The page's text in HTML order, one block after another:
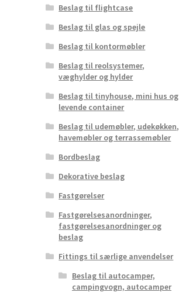
Beslag til flightcase
Beslag til glas og spejle
Beslag til kontormøbler
Beslag til reolsystemer,
væghylder og hylder
Beslag til tinyhouse, mini hus og
levende container
Beslag til udemøbler, udekøkken,
havemøbler og terrassemøbler
Bordbeslag
Dekorative beslag
Fastgørelser
Fastgørelsesanordninger,
fastgørelsesanordninger og
beslag
Fittings til særlige anvendelser
Beslag til autocamper,
campingvogn, autocamper